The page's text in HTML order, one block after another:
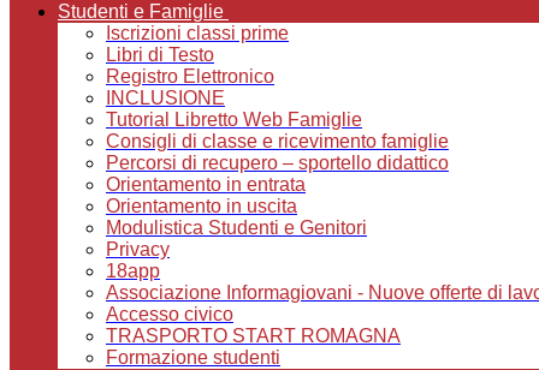
Studenti e Famiglie
Iscrizioni classi prime
Libri di Testo
Registro Elettronico
INCLUSIONE
Tutorial Libretto Web Famiglie
Consigli di classe e ricevimento famiglie
Percorsi di recupero – sportello didattico
Orientamento in entrata
Orientamento in uscita
Modulistica Studenti e Genitori
Privacy
18app
Associazione Informagiovani - Nuove offerte di
Accesso civico
TRASPORTO START ROMAGNA
Formazione studenti